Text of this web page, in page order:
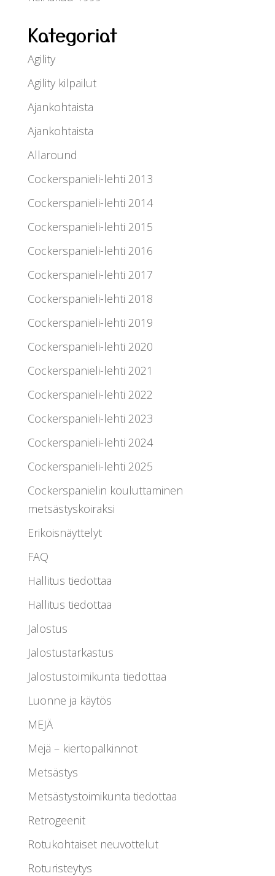
Kategoriat
Agility
Agility kilpailut
Ajankohtaista
Ajankohtaista
Allaround
Cockerspanieli-lehti 2013
Cockerspanieli-lehti 2014
Cockerspanieli-lehti 2015
Cockerspanieli-lehti 2016
Cockerspanieli-lehti 2017
Cockerspanieli-lehti 2018
Cockerspanieli-lehti 2019
Cockerspanieli-lehti 2020
Cockerspanieli-lehti 2021
Cockerspanieli-lehti 2022
Cockerspanieli-lehti 2023
Cockerspanieli-lehti 2024
Cockerspanieli-lehti 2025
Cockerspanielin kouluttaminen
metsästyskoiraksi
Erikoisnäyttelyt
FAQ
Hallitus tiedottaa
Hallitus tiedottaa
Jalostus
Jalostustarkastus
Jalostustoimikunta tiedottaa
Luonne ja käytös
MEJÄ
Mejä – kiertopalkinnot
Metsästys
Metsästystoimikunta tiedottaa
Retrogeenit
Rotukohtaiset neuvottelut
Roturisteytys